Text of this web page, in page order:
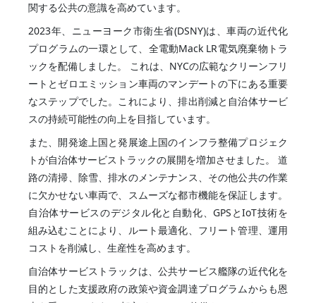
関する公共の意識を高めています。
2023年、ニューヨーク市衛生省(DSNY)は、車両の近代化
プログラムの一環として、全電動Mack LR電気廃棄物トラ
ックを配備しました。 これは、NYCの広範なクリーンフリ
ートとゼロエミッション車両のマンデートの下にある重要
なステップでした。これにより、排出削減と自治体サービ
スの持続可能性の向上を目指しています。
また、開発途上国と発展途上国のインフラ整備プロジェク
トが自治体サービストラックの展開を増加させました。 道
路の清掃、除雪、排水のメンテナンス、その他公共の作業
に欠かせない車両で、スムーズな都市機能を保証します。
自治体サービスのデジタル化と自動化、GPSとIoT技術を
組み込むことにより、ルート最適化、フリート管理、運用
コストを削減し、生産性を高めます。
自治体サービストラックは、公共サービス艦隊の近代化を
目的とした支援政府の政策や資金調達プログラムからも恩